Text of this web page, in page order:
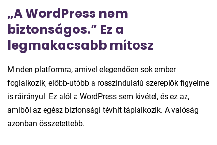
„A WordPress nem
biztonságos.” Ez a
legmakacsabb mítosz
Minden platformra, amivel elegendően sok ember
foglalkozik, előbb-utóbb a rosszindulatú szereplők figyelme
is ráirányul. Ez alól a WordPress sem kivétel, és ez az,
amiből az egész biztonsági tévhit táplálkozik. A valóság
azonban összetettebb.